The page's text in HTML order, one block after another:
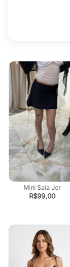
Mini Saia Jer
R$99,00